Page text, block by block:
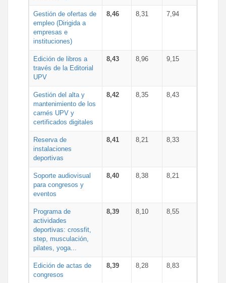
Gestión de ofertas de
empleo (Dirigida a
empresas e
instituciones)
8,46 8,31 7,94
Edición de libros a
través de la Editorial
UPV
8,43 8,96 9,15
Gestión del alta y
mantenimiento de los
carnés UPV y
certificados digitales
8,42 8,35 8,43
Reserva de
instalaciones
deportivas
8,41 8,21 8,33
Soporte audiovisual
para congresos y
eventos
8,40 8,38 8,21
Programa de
actividades
deportivas: crossfit,
step, musculación,
pilates, yoga...
8,39 8,10 8,55
Edición de actas de
congresos
8,39 8,28 8,83